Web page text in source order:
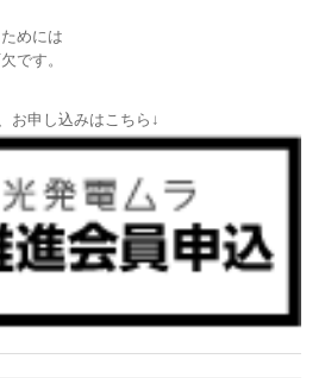
めには
です。
お申し込みはこちら↓